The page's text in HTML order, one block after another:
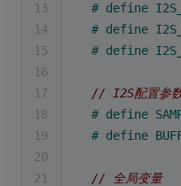
13
# define
14
# define
15
# define
16
17
// I2S配置参
18
# define
19
# define
20
21
// 全局变量